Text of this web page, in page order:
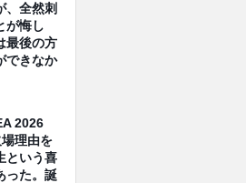
、全然刺
が悔し
最後の方
できなか
2026
理由を
という喜
った。誕